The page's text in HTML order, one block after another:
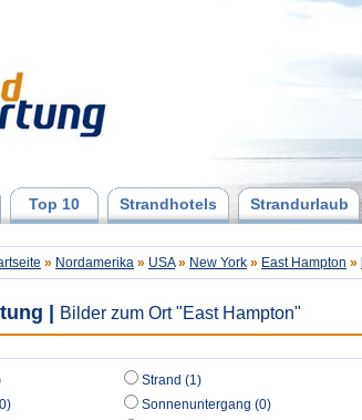
Top 10 Strandhotels Strandurlaub
» Nordamerika » USA » New York » East Hampton »
Bilder zum Ort "East Hampton"
Strand (1)
Sonnenuntergang (0)